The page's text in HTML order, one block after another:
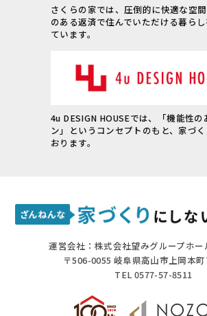
さくらの家では、圧倒的に快適な空
のある返済で住んでいただける暮ら
ています。
4u DESIGN HOUSEでは、「機能性の
ン」というコンセプトのもと、家づ
おります。
運営会社：株式会社望みグループホー
〒506-0055 岐阜県高山市上岡本
TEL 0577-57-8511